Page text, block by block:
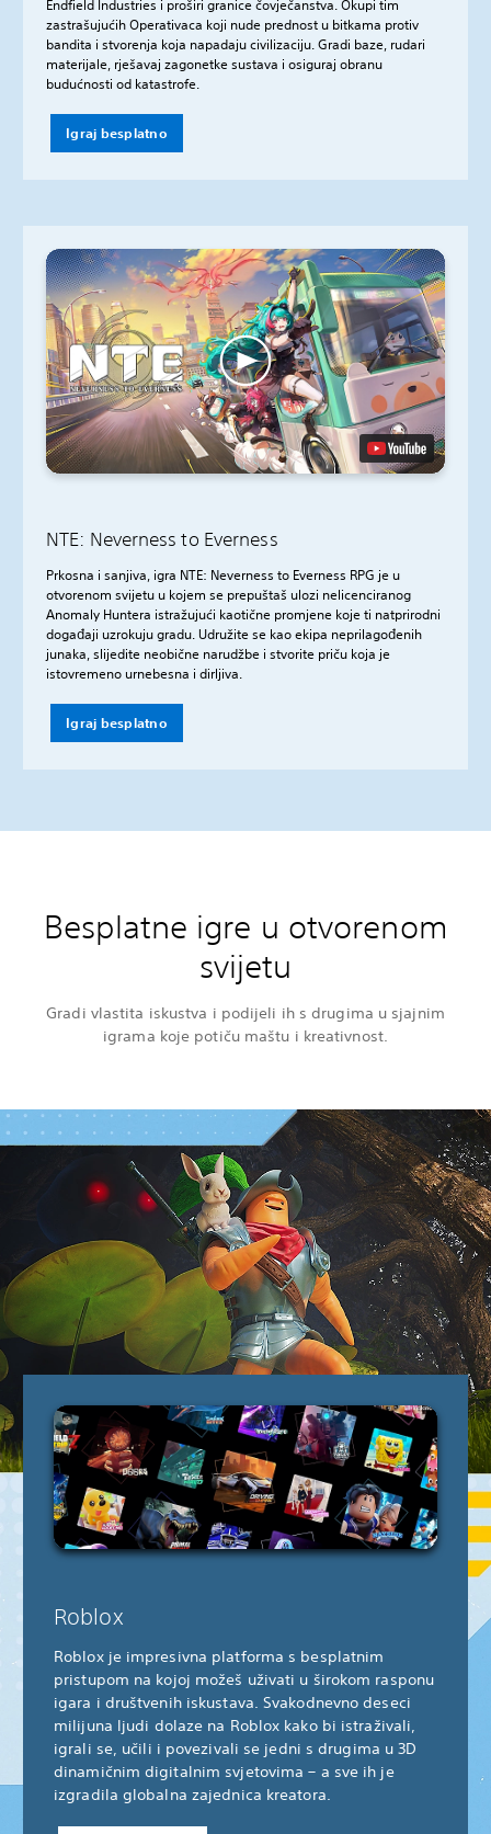
Endfield Industries i proširi granice čovječanstva. Okupi tim
zastrašujućih Operativaca koji nude prednost u bitkama protiv
bandita i stvorenja koja napadaju civilizaciju. Gradi baze, rudari
materijale, rješavaj zagonetke sustava i osiguraj obranu
budućnosti od katastrofe.
Igraj besplatno
NTE: Neverness to Everness
Prkosna i sanjiva, igra NTE: Neverness to Everness RPG je u
otvorenom svijetu u kojem se prepuštaš ulozi nelicenciranog
Anomaly Huntera istražujući kaotične promjene koje ti natprirodni
događaji uzrokuju gradu. Udružite se kao ekipa neprilagođenih
junaka, slijedite neobične narudžbe i stvorite priču koja je
istovremeno urnebesna i dirljiva.
Igraj besplatno
Besplatne igre u otvorenom
svijetu
Gradi vlastita iskustva i podijeli ih s drugima u sjajnim
igrama koje potiču maštu i kreativnost.
Roblox
Roblox je impresivna platforma s besplatnim
pristupom na kojoj možeš uživati u širokom rasponu
igara i društvenih iskustava. Svakodnevno deseci
milijuna ljudi dolaze na Roblox kako bi istraživali,
igrali se, učili i povezivali se jedni s drugima u 3D
dinamičnim digitalnim svjetovima – a sve ih je
izgradila globalna zajednica kreatora.